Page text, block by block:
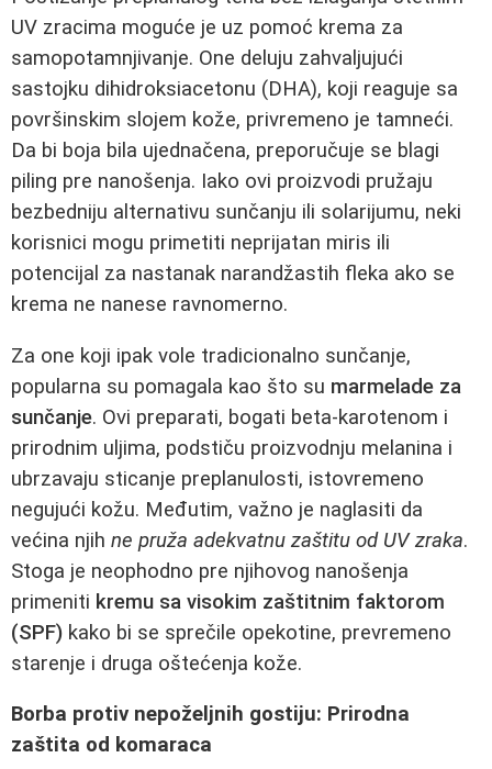
UV zracima moguće je uz pomoć krema za
samopotamnjivanje. One deluju zahvaljujući
sastojku dihidroksiacetonu (DHA), koji reaguje sa
površinskim slojem kože, privremeno je tamneći.
Da bi boja bila ujednačena, preporučuje se blagi
piling pre nanošenja. Iako ovi proizvodi pružaju
bezbedniju alternativu sunčanju ili solarijumu, neki
korisnici mogu primetiti neprijatan miris ili
potencijal za nastanak narandžastih fleka ako se
krema ne nanese ravnomerno.
Za one koji ipak vole tradicionalno sunčanje,
popularna su pomagala kao što su marmelade za
sunčanje. Ovi preparati, bogati beta-karotenom i
prirodnim uljima, podstiču proizvodnju melanina i
ubrzavaju sticanje preplanulosti, istovremeno
negujući kožu. Međutim, važno je naglasiti da
većina njih ne pruža adekvatnu zaštitu od UV zraka.
Stoga je neophodno pre njihovog nanošenja
primeniti kremu sa visokim zaštitnim faktorom
(SPF) kako bi se sprečile opekotine, prevremeno
starenje i druga oštećenja kože.
Borba protiv nepoželjnih gostiju: Prirodna
zaštita od komaraca